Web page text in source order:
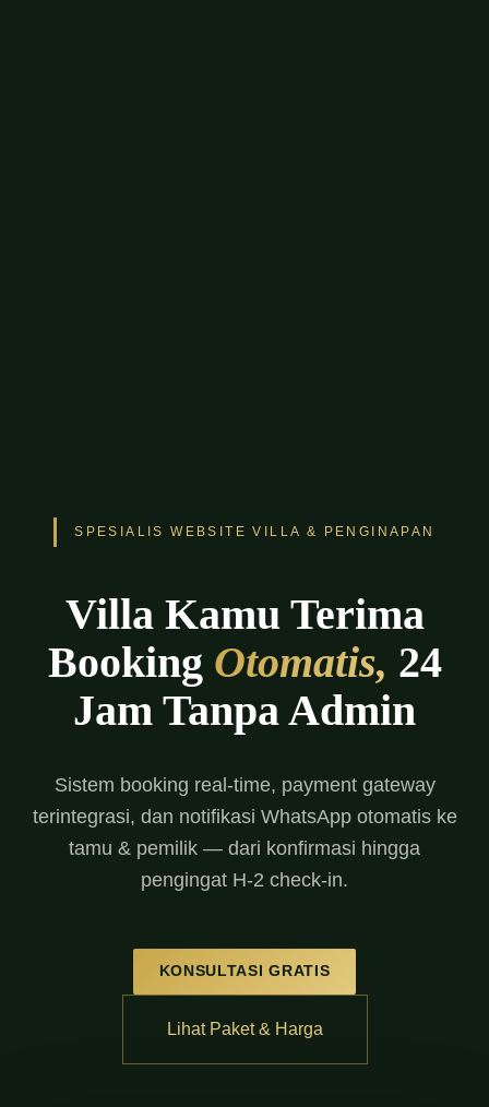
SPESIALIS WEBSITE VILLA & PENGINAPAN
Villa Kamu Terima
Booking Otomatis, 24
Jam Tanpa Admin
Sistem booking real-time, payment gateway
terintegrasi, dan notifikasi WhatsApp otomatis ke
tamu & pemilik — dari konfirmasi hingga
pengingat H-2 check-in.
KONSULTASI GRATIS
Lihat Paket & Harga